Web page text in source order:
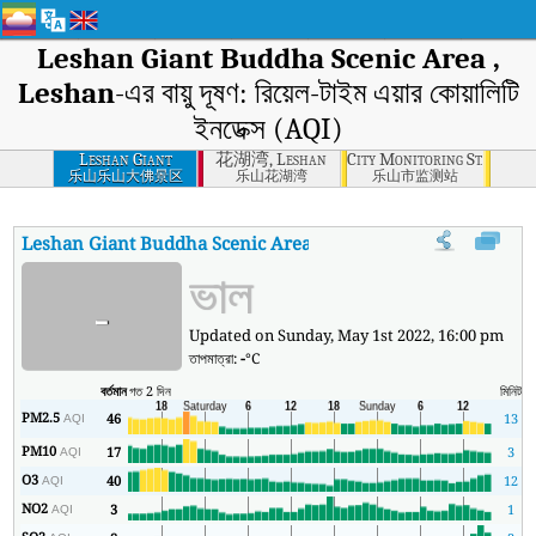
Leshan Giant Buddha Scenic Area ,
Leshan-এর বায়ু দূষণ: রিয়েল-টাইম এয়ার কোয়ালিটি
ইনডেক্স (AQI)
Leshan Giant
Buddha Scenic Area
, Leshan
乐山乐山大佛景区
花湖湾, Leshan
乐山花湖湾
City Monitoring Station,
乐山市监测站
Leshan Giant Buddha Scenic Area , Leshan -এর AQI: Leshan
- ভাল
Updated on Sunday, May 1st 2022, 16:00 pm
তাপমাত্রা:-°C
বর্তমানগত 2 দিন মিনিট
PM2.5AQI 46 13
PM10AQI 17 3
O3AQI 40 12
NO2AQI 3 1